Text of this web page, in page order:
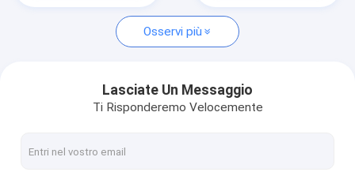
tripeptide di rame 1
Finasteride in polvere
Acqua Bac
Osservi più
Lasciate Un Messaggio
Ti Risponderemo Velocemente